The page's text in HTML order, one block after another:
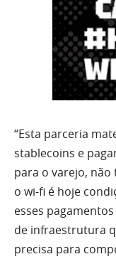
“Esta parceria
stablecoins e
para o varejo, não
o wi-fi é hoje
esses
de infraestrutura
precisa para